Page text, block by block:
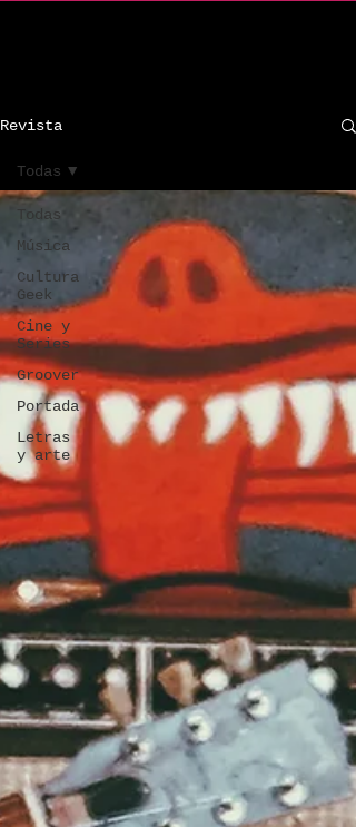
Revista
Todas
Música
Cultura
Geek
Cine y
Series
Groover
Portada
Letras
y arte
Todas